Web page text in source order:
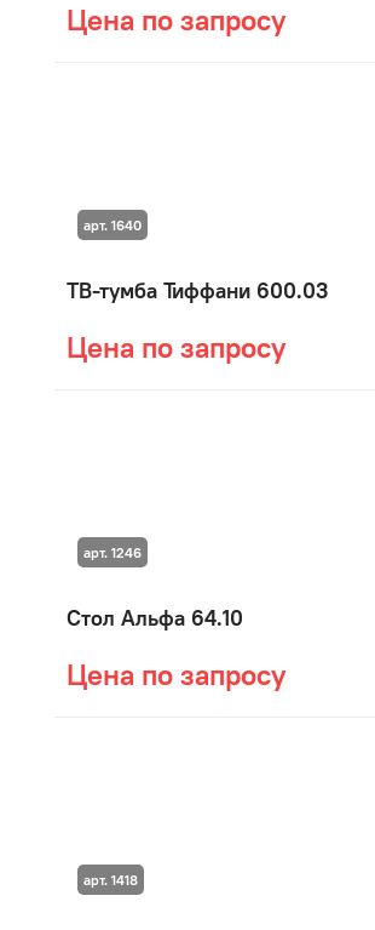
Цена по запросу
ТВ-тумба Тиффани 600.03
Цена по запросу
арт. 1640
Стол Альфа 64.10
Цена по запросу
арт. 1246
арт. 1418